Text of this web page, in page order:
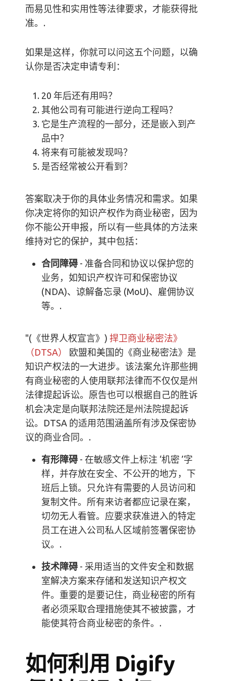
而易见性和实用性等法律要求，才能获得批
准。.
如果是这样，你就可以问这五个问题，以确
认你是否决定申请专利：
20 年后还有用吗？
其他公司有可能进行逆向工程吗？
它是生产流程的一部分，还是嵌入到产
品中？
将来有可能被发现吗？
是否经常被公开看到？
答案取决于你的具体业务情况和需求。如果
你决定将你的知识产权作为商业秘密，因为
你不能公开申报，所以有一些具体的方法来
维持对它的保护，其中包括：
合同障碍 - 准备合同和协议以保护您的
业务，如知识产权许可和保密协议
(NDA)、谅解备忘录 (MoU)、雇佣协议
等。.
"(《世界人权宣言》) 捍卫商业秘密法》
（DTSA）
欧盟和美国的《商业秘密法》是
知识产权法的一大进步。该法案允许那些拥
有商业秘密的人使用联邦法律而不仅仅是州
法律提起诉讼。原告也可以根据自己的胜诉
机会决定是向联邦法院还是州法院提起诉
讼。DTSA 的适用范围涵盖所有涉及保密协
议的商业合同。.
有形障碍 - 在敏感文件上标注 ‘机密 ’字
样，并存放在安全、不公开的地方，下
班后上锁。只允许有需要的人员访问和
复制文件。所有来访者都应记录在案，
切勿无人看管。应要求获准进入的特定
员工在进入公司私人区域前签署保密协
议。.
技术障碍 - 采用适当的文件安全和数据
室解决方案来存储和发送知识产权文
件。重要的是要记住，商业秘密的所有
者必须采取合理措施使其不被披露，才
能使其符合商业秘密的条件。.
如何利用 Digify